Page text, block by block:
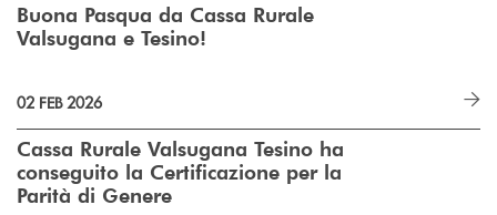
Buona Pasqua da Cassa Rurale
Valsugana e Tesino!
02 FEB 2026
Cassa Rurale Valsugana Tesino ha
conseguito la Certificazione per la
Parità di Genere